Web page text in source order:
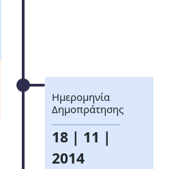
Ημερομηνία
Δημοπράτησης
18 | 11 |
2014